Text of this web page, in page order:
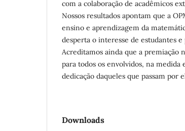
com‬ a‬ colaboração‬ de acadêmicos‬
Nossos‬ resultados‬ apontam‬ que‬ a‬
ensino‬ e‬ aprendizagem‬ da‬
desperta‬ o‬ interesse‬ de‬ estudantes‬
Acreditamos‬ ainda‬ que‬ a‬ premiação‬
para‬ todos‬ os‬ envolvidos,‬ na‬
dedicação‬ daqueles‬ que‬ passam por
Downloads